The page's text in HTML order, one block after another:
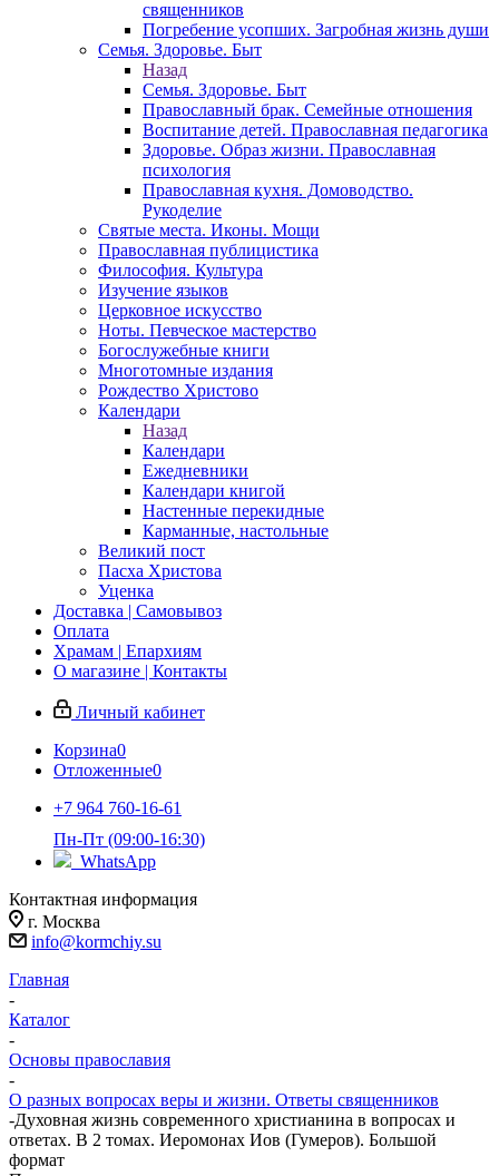
священников
Погребение усопших. Загробная жизнь души
Семья. Здоровье. Быт
Назад
Семья. Здоровье. Быт
Православный брак. Семейные отношения
Воспитание детей. Православная педагогика
Здоровье. Образ жизни. Православная
психология
Православная кухня. Домоводство.
Рукоделие
Святые места. Иконы. Мощи
Православная публицистика
Философия. Культура
Изучение языков
Церковное искусство
Ноты. Певческое мастерство
Богослужебные книги
Многотомные издания
Рождество Христово
Календари
Назад
Календари
Ежедневники
Календари книгой
Настенные перекидные
Карманные, настольные
Великий пост
Пасха Христова
Уценка
Доставка | Самовывоз
Оплата
Храмам | Епархиям
О магазине | Контакты
Личный кабинет
Корзина0
Отложенные0
+7 964 760-16-61
Пн-Пт (09:00-16:30)
WhatsApp
Контактная информация
г. Москва
info@kormchiy.su
Главная
-
Каталог
-
Основы православия
-
О разных вопросах веры и жизни. Ответы священников
-Духовная жизнь современного христианина в вопросах и
ответах. В 2 томах. Иеромонах Иов (Гумеров). Большой
формат